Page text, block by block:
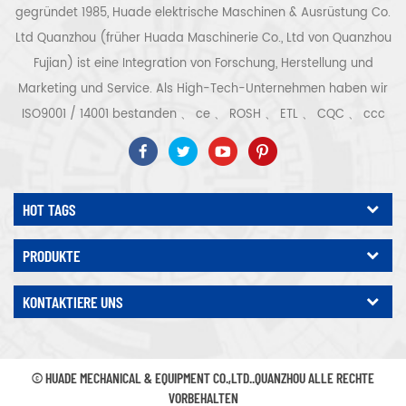
gegründet 1985, Huade elektrische Maschinen & Ausrüstung Co.
Ltd Quanzhou (früher Huada Maschinerie Co., Ltd von Quanzhou
Fujian) ist eine Integration von Forschung, Herstellung und
Marketing und Service. Als High-Tech-Unternehmen haben wir
ISO9001 / 14001 bestanden 、 ce 、 ROSH 、 ETL 、 CQC 、 ccc
Qualitäts- und Sicherheitszertifizierung, High-Tech-
Unternehmenszertifizierung usw. Luftkompressorsystem und -
ausrüstung umfassen Schraubentyp, Zentrifugaltyp, ölfrei,
Spiraltyp, Kolbentyp, Trockner, Filter, Abtropffläche, mit
vollständiger Luftkompressorproduktionslinie, mehr als 300
Arten von Luftkompressoren als Industrieexperte Unsere
von das wichtigste Gussteil für Druckbehälter, Elektromotoren,
Unternehmen ein eigenes Kernverfahren für Permanentmagnet-
Servomotoren entwickelt und relevante technische Patente
HOT TAGS
PRODUKTE
KONTAKTIERE UNS
© HUADE MECHANICAL & EQUIPMENT CO.,LTD..QUANZHOU ALLE RECHTE
VORBEHALTEN